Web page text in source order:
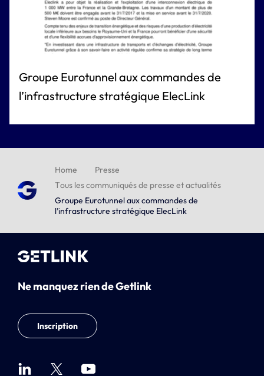
Groupe Eurotunnel aux commandes de
l’infrastructure stratégique ElecLink
Home
Presse
Tous les communiqués de presse et actualités
Groupe Eurotunnel aux commandes de
l’infrastructure stratégique ElecLink
Ne manquez rien de Getlink
Inscription